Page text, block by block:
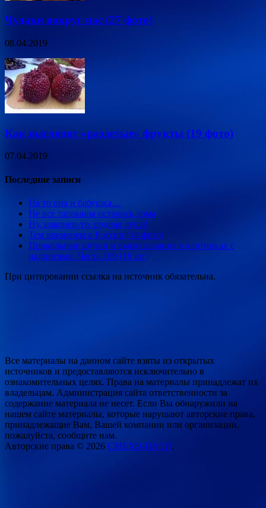
Чудаки вокруг нас (27 фото)
08.04.2019
Как выглядят «раздетые» фрукты (19 фото)
07.04.2019
Последние записи
На то она и бабушка…
Не все тараканы остались дома
Ну, наконец-то, родная душа!
Тем временем в России (14 фото)
Прикольные шутки и высказывания в картинках с
надписями. Часть 109 (18 шт)
При цитировании ссылка на источник обязательна.
Все материалы на данном сайте взяты из открытых
источников и предоставляются исключительно в
ознакомительных целях. Права на материалы принадлежат их
владельцам. Администрация сайта ответственности за
содержание материала не несет. Если Вы обнаружили на
нашем сайте материалы, которые нарушают авторские права,
принадлежащие Вам, Вашей компании или организации,
пожалуйста, сообщите нам.
Авторские права © 2026 СМЕХО-ПАТИ.